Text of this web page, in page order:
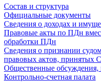
Состав и структура
Официальные документы
Сведения о доходах и
Правовые акты по ПДн
обработки ПДн
Сведения о признании
правовых актов, принятых
Общественные
Контрольно-счетная палата